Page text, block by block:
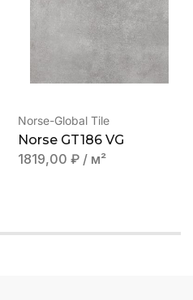
Norse-Global Tile
Norse GT186 VG
1819,00 ₽ / м²